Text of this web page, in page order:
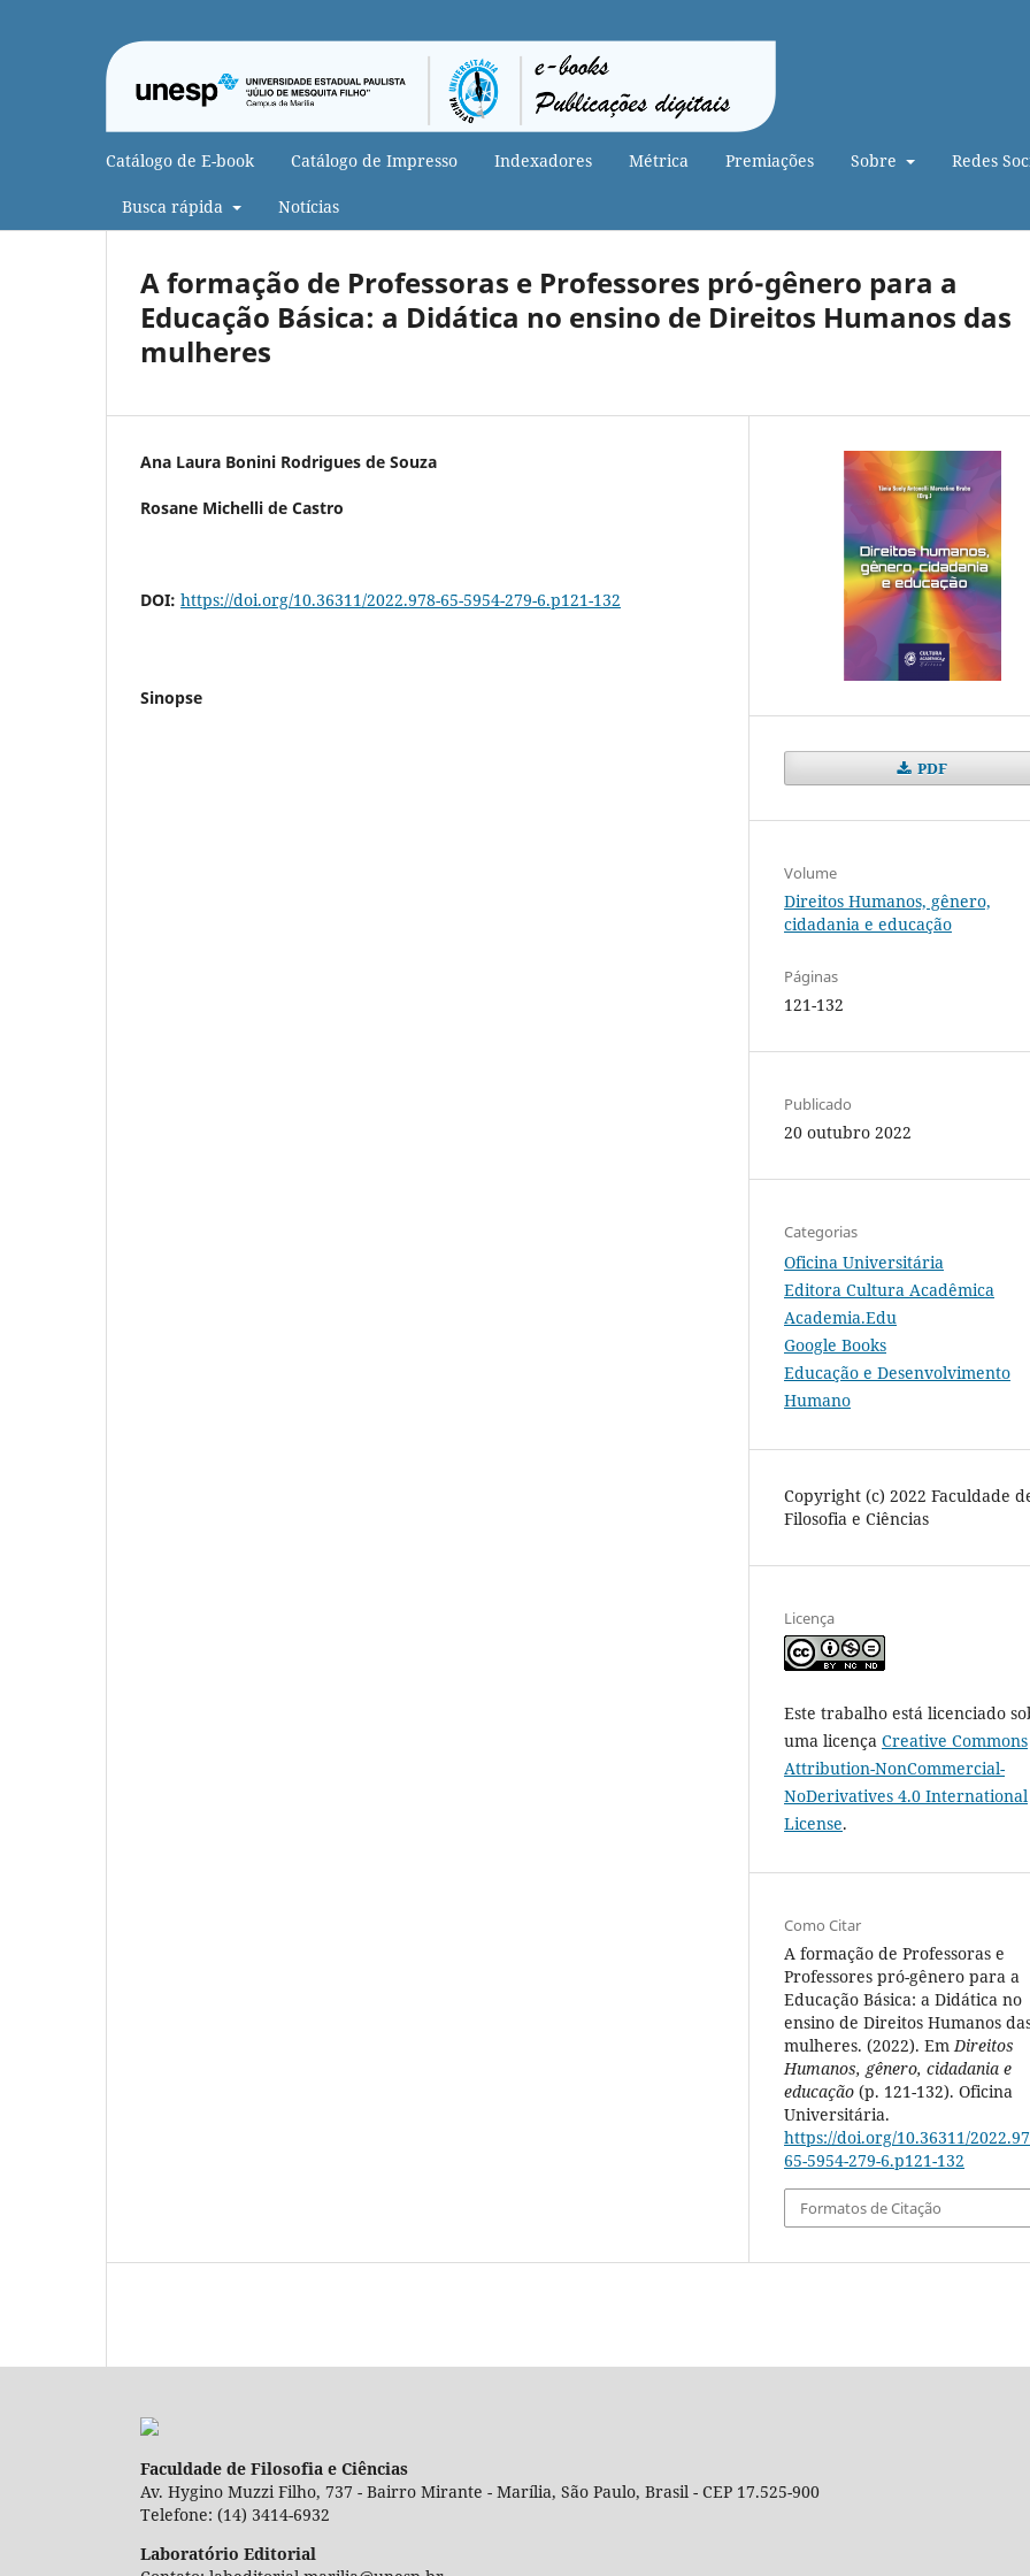
Catálogo de E-book Catálogo de Impresso Indexadores Métrica Premiações Sobre Redes
Busca rápida Notícias
A formação de Professoras e Professores pró-gênero para a
Educação Básica: a Didática no ensino de Direitos Humanos das
mulheres
Ana Laura Bonini Rodrigues de Souza
Rosane Michelli de Castro
DOI: https://doi.org/10.36311/2022.978-65-5954-279-6.p121-132
Sinopse
PDF
Volume
Direitos Humanos, gênero,
cidadania e educação
Páginas
121-132
Publicado
20 outubro 2022
Categorias
Oficina Universitária
Editora Cultura Acadêmica
Academia.Edu
Google Books
Educação e Desenvolvimento
Humano
Copyright (c) 2022 Faculdade
Filosofia e Ciências
Licença
Este trabalho está licenciado
uma licença Creative Commons
Attribution-NonCommercial-
NoDerivatives 4.0 International
License.
Como Citar
A formação de Professoras e
Professores pró-gênero para a
Educação Básica: a Didática no
ensino de Direitos Humanos
mulheres. (2022). EmDireitos
Humanos, gênero, cidadania e
educação (p. 121-132). Oficina
Universitária.
https://doi.org/10.36311/
65-5954-279-6.p121-132
Formatos de Citação
Faculdade de Filosofia e Ciências
Av. Hygino Muzzi Filho, 737 - Bairro Mirante - Marília, São Paulo, Brasil - CEP 17.525-900
Telefone: (14) 3414-6932
Laboratório Editorial